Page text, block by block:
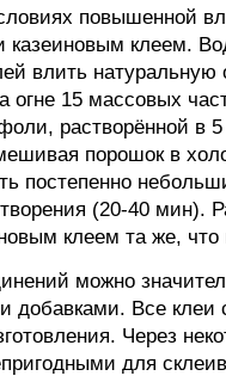
повышенной
клеем.
влить
огне 15 массовых
растворённой в
порошок в
постепенно
(20-40 мин).
клеем та же,
можно
добавками. Все
Через
для